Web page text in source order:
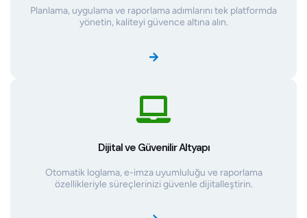
Planlama, uygulama ve raporlama adımlarını tek platformda
yönetin, kaliteyi güvence altına alın.
Dijital ve Güvenilir Altyapı
Otomatik loglama, e-imza uyumluluğu ve raporlama
özellikleriyle süreçlerinizi güvenle dijitalleştirin.